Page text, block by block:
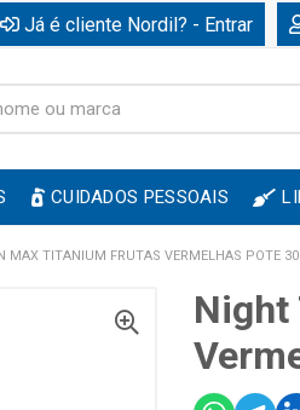
Já é cliente Nordil? - Entrar
CUIDADOS PESSOAIS
MAX TITANIUM FRUTAS VERMELHAS POTE
Night